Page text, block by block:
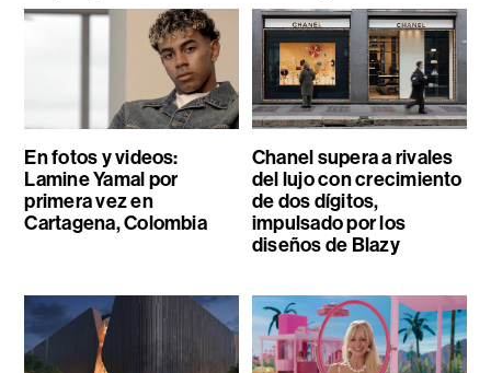
En fotos y videos:
Lamine Yamal por
primera vez en
Cartagena, Colombia
Chanel supera a rivales
del lujo con crecimiento
de dos dígitos,
impulsado por los
diseños de Blazy